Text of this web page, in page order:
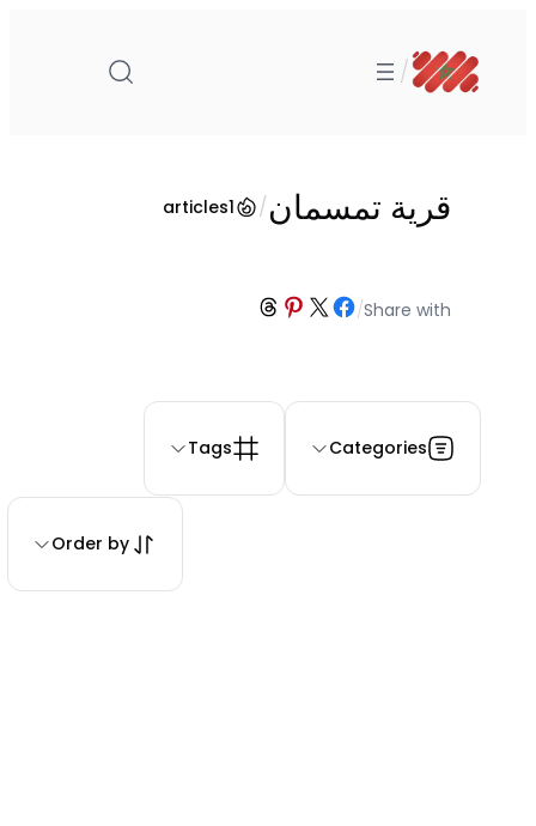
المحتوى
/
قرية تمسمان/
1
articles
Share with
/
Share on Facebook
Share on X
Share on Pinterest
Share on Threads
Categories
Tags
Order by